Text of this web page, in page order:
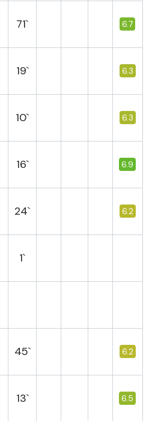
71` 6.7
19` 6.3
10` 6.3
16` 6.9
24` 6.2
1`
45` 6.2
13` 6.5